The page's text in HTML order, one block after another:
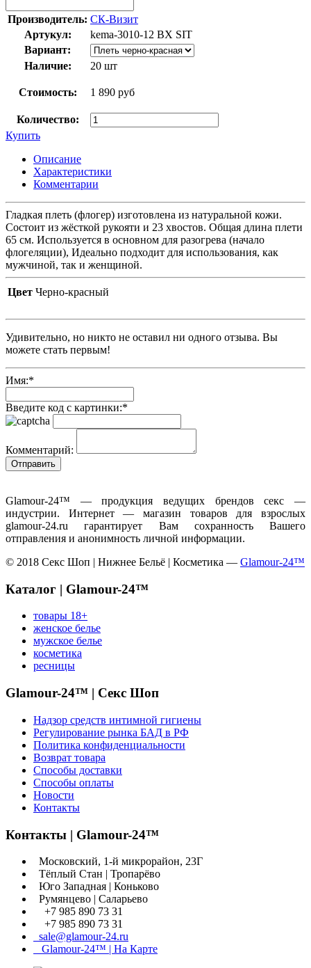
Производитель: СК-Визит
Артукул:
kema-3010-12 BX SIT
Вариант:
Наличие:
20 шт
Стоимость: 1 890 руб
Количество:
Купить
Описание
Характеристики
Комментарии
Гладкая плеть (флогер) изготовлена из натуральной кожи.
Состоит из жёсткой рукояти и 23 хвостов. Общая длина плети
65 см. Используется в основном для разогрева (начало
флогеляции), Идеально подходит для использования, как
мужчиной, так и женщиной.
Цвет Черно-красный
Удивительно, но никто не оставил ни одного отзыва. Вы
можете стать первым!
Имя:*
Введите код с картинки:*
Комментарий:
Glamour-24™ — продукция ведущих брендов секс —
индустрии. Интернет — магазин товаров для взрослых
glamour-24.ru гарантирует Вам сохранность Вашего
отправления и анонимность личной информации.
© 2018 Секс Шоп | Нижнее Бельё | Косметика — Glamour-24™
Каталог | Glamour-24™
товары 18+
женское белье
мужское белье
косметика
ресницы
Glamour-24™ | Секс Шоп
Надзор средств интимной гигиены
Регулирование рынка БАД в РФ
Политика конфиденциальности
Возврат товара
Способы доставки
Способы оплаты
Новости
Контакты
Контакты | Glamour-24™
Московский, 1-й микрорайон, 23Г
Тёплый Стан | Тропарёво
Юго Западная | Коньково
Румянцево | Саларьево
+7 985 890 73 31
+7 985 890 73 31
sale@glamour-24.ru
Glamour-24™ | На Карте